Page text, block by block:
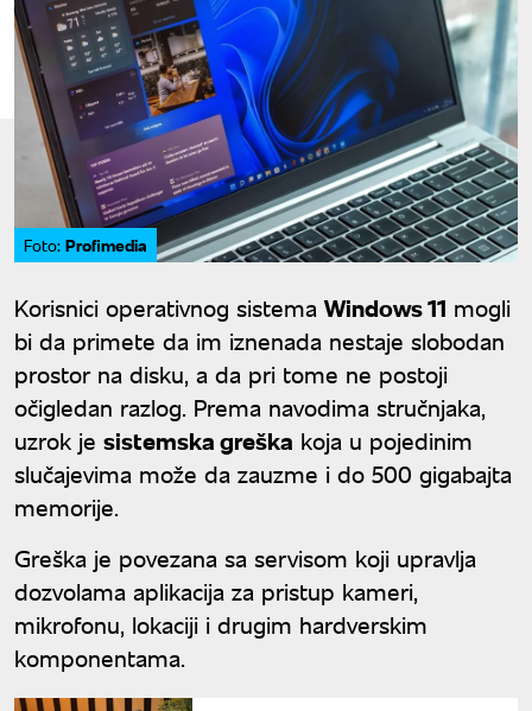
Foto: Profimedia
Korisnici operativnog sistema Windows 11 mogli
bi da primete da im iznenada nestaje slobodan
prostor na disku, a da pri tome ne postoji
očigledan razlog. Prema navodima stručnjaka,
uzrok je sistemska greška koja u pojedinim
slučajevima može da zauzme i do 500 gigabajta
memorije.
Greška je povezana sa servisom koji upravlja
dozvolama aplikacija za pristup kameri,
mikrofonu, lokaciji i drugim hardverskim
komponentama.